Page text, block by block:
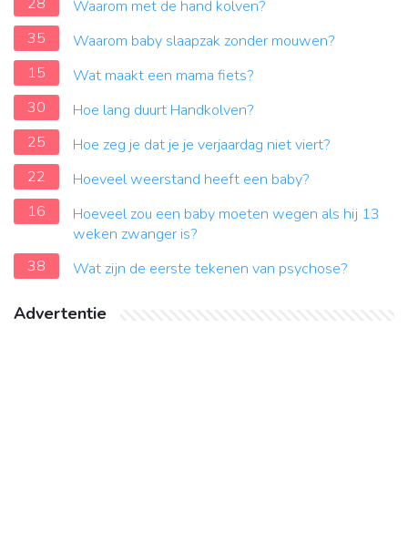
Waarom met de hand kolven?
35
Waarom baby slaapzak zonder mouwen?
15
Wat maakt een mama fiets?
30
Hoe lang duurt Handkolven?
25
Hoe zeg je dat je je verjaardag niet viert?
22
Hoeveel weerstand heeft een baby?
16
Hoeveel zou een baby moeten wegen als hij 13
weken zwanger is?
38
Wat zijn de eerste tekenen van psychose?
Advertentie